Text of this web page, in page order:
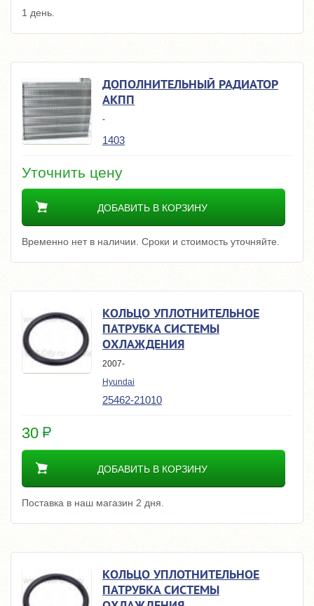
1 день.
ДОПОЛНИТЕЛЬНЫЙ РАДИАТОР
АКПП
-
1403
Уточнить цену
ДОБАВИТЬ В КОРЗИНУ
Временно нет в наличии. Сроки и стоимость уточняйте.
КОЛЬЦО УПЛОТНИТЕЛЬНОЕ
ПАТРУБКА СИСТЕМЫ
ОХЛАЖДЕНИЯ
2007-
Hyundai
25462-21010
30
ДОБАВИТЬ В КОРЗИНУ
Поставка в наш магазин 2 дня.
КОЛЬЦО УПЛОТНИТЕЛЬНОЕ
ПАТРУБКА СИСТЕМЫ